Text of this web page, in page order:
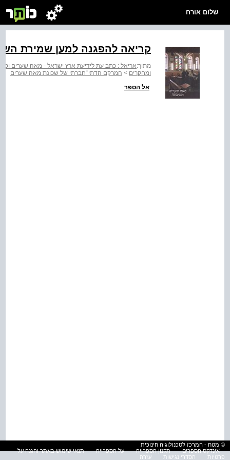
שלום אורח
קריאה להפגנה למען שמירת
מתוך:אריאל : כתב עת לידיעת ארץ ישראל - מאה שערים
ומחקרים > המרקם הדתי־חברתי של שכונת מאה שערים
אל הספר
© מטח - המרכז לטכנולוגיה חינוכית
אינדקס הספרים
תקנון הספרייה על הספרייה
תנאי שימוש באתר והגנה על
פרטיות
הסדרי נגישות עזרה